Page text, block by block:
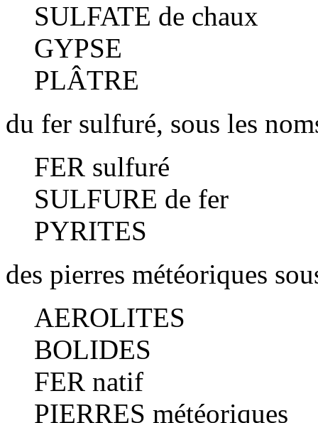
SULFATE de chaux
GYPSE
PLÂTRE
du fer sulfuré, sous les
FER sulfuré
SULFURE de fer
PYRITES
des pierres météoriques
AEROLITES
BOLIDES
FER natif
PIERRES météoriques